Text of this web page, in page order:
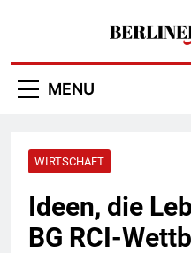
MENU
WIRTSCHAFT
Ideen, die
BG RCI-